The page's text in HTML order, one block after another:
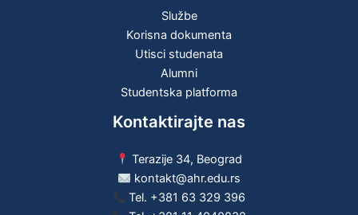
Službe
Korisna dokumenta
Utisci studenata
Alumni
Studentska platforma
Kontaktirajte nas
Terazije 34, Beograd
kontakt@ahr.edu.rs
Tel. +381 63 329 396